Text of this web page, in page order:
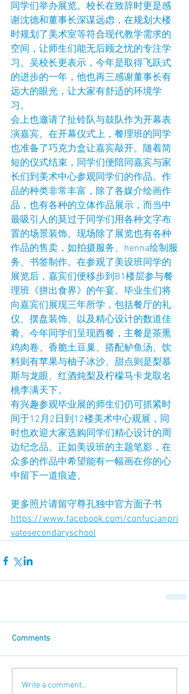
同学们举办展览。校长在致辞时更是感
谢沈德和董事长深谋远虑，在规划大楼
时规划了美术室等符合现代教学需求的
空间，让师生们能无后顾之忧的专注学
习。吴校长更表示，今年是取得飞跃式
的进步的一年，他也再三感谢董事长有
远大的眼光，让大家有舒适的环境学
习。
会上也邀请了扯铃队与鼓队作为开幕表
演嘉宾。在开幕仪式上，餐理班的同学
也准备了巧克力盒让嘉宾敲开。随着简
短的仪式结束，同学们便陪同嘉宾与家
长们到美术中心参观同学们的作品。作
品的种类非常丰富，除了各媒介绘画作
品，也有各种的立体作品展示，而当中
最吸引人的莫过于同学们用各种文字布
置的场景装饰。现场除了展览也有各种
作品的售卖，如拍摄服务、henna绘制服
务、书签制作。在参观了美设班同学的
展览后，嘉宾们便移步到B1楼层参与餐
理班《拼出食界》的午宴。毕业生们将
向嘉宾们展现三年所学，包括餐厅的礼
仪、摆盘装饰、以及精心设计的数道佳
肴。今年同学们呈现西餐，主餐是茶熏
鸡肉卷、香脆土豆巢、搭配鲈鱼汤、饮
料则有苹果与柚子冰沙、甜点则是梨慕
斯与龙眼、红酒炖梨及柠檬马卡龙取名
桃李满天下。
有兴趣参观毕业展的师生们仍可抓紧时
间于12月2日到12楼美术中心观展，同
时也欢迎大家选购同学们精心设计的周
边纪念品。正如美设班的主题笔影，在
众多的作品中希望能有一幅画在你的心
中留下一道痕迹。
更多照片请留守尊孔独中官方面子书
https://www.facebook.com/confucianpri
vatesecondaryschool
Comments
Write a comment...